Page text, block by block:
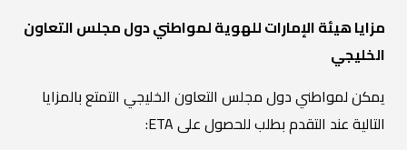
مزايا هيئة الإمارات للهوية لمواطني دول مجلس التعاون
الخليجي
يمكن لمواطني دول مجلس التعاون الخليجي التمتع بالمزايا
التالية عند التقدم بطلب للحصول على ETA: